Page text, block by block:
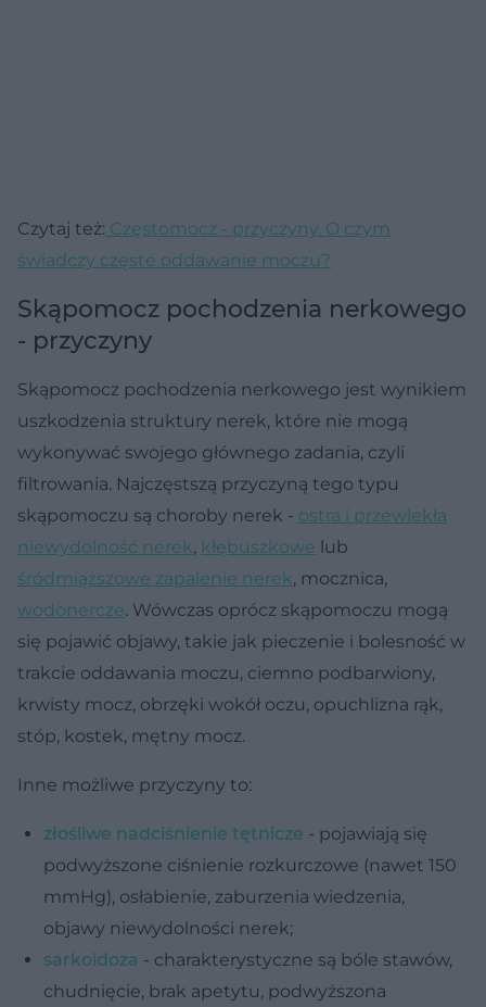
Czytaj też: Częstomocz - przyczyny. O czym
świadczy częste oddawanie moczu?
Skąpomocz pochodzenia nerkowego
- przyczyny
Skąpomocz pochodzenia nerkowego jest wyni­kiem
uszkodzenia struktury nerek, które nie mogą
wykonywać swojego głównego zadania, czyli
filtrowania. Najczęstszą przyczyną tego typu
skąpomoczu są choroby nerek - ostra i przewlekła
niewydolność nerek, kłębuszkowe lub
śródmiąższowe zapalenie nerek, mocznica,
wodonercze. Wówczas oprócz skąpomoczu mogą
się pojawić objawy, takie jak pieczenie i bolesność w
trakcie oddawania moczu, ciemno podbarwiony,
krwisty mocz, obrzęki wokół oczu, opuchlizna rąk,
stóp, kostek, mętny mocz.
Inne możliwe przyczyny to:
złośliwe nadciśnienie tętnicze - pojawiają się
podwyższone ciśnienie rozkurczowe (nawet 150
mmHg), osłabienie, zaburzenia wiedzenia,
objawy niewydolności nerek;
sarkoidoza - charakterystyczne są bóle stawów,
chudnięcie, brak apetytu, podwyższona